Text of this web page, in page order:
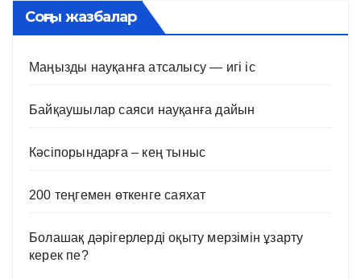
Соңғы жазбалар
Маңызды науқанға атсалысу — игі іс
Байқаушылар саяси науқанға дайын
Кәсіпорындарға – кең тыныс
200 теңгемен өткенге саяхат
Болашақ дәрігерлерді оқыту мерзімін ұзарту
керек пе?